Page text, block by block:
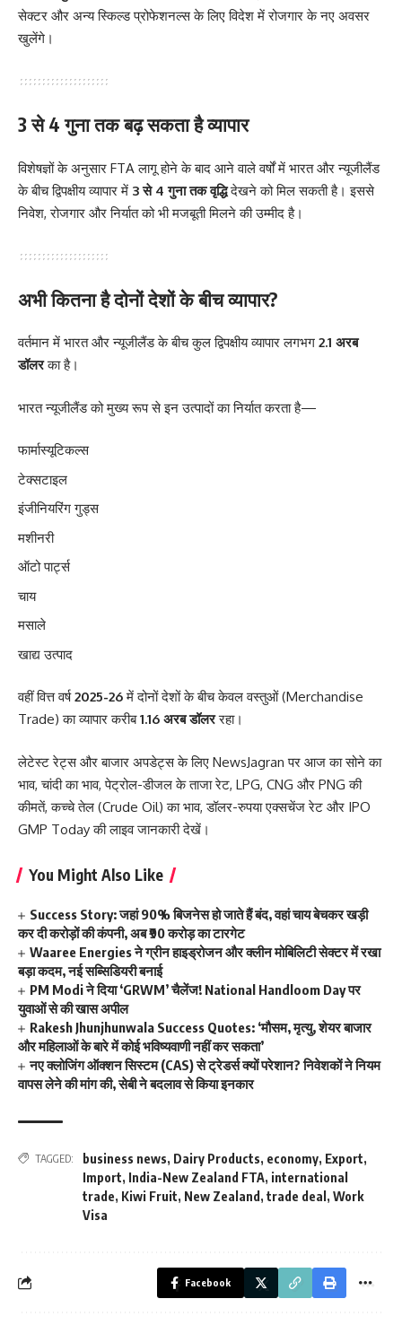
सेक्टर और अन्य स्किल्ड प्रोफेशनल्स के लिए विदेश में रोजगार के नए अवसर
खुलेंगे।
3 से 4 गुना तक बढ़ सकता है व्यापार
विशेषज्ञों के अनुसार FTA लागू होने के बाद आने वाले वर्षों में भारत और न्यूजीलैंड
के बीच द्विपक्षीय व्यापार में 3 से 4 गुना तक वृद्धिदेखने को मिल सकती है। इससे
निवेश, रोजगार और निर्यात को भी मजबूती मिलने की उम्मीद है।
अभी कितना है दोनों देशों के बीच व्यापार?
वर्तमान में भारत और न्यूजीलैंड के बीच कुल द्विपक्षीय व्यापार लगभग 2.1 अरब
डॉलरका है।
भारत न्यूजीलैंड को मुख्य रूप से इन उत्पादों का निर्यात करता है—
फार्मास्यूटिकल्स
टेक्सटाइल
इंजीनियरिंग गुड्स
मशीनरी
ऑटो पार्ट्स
चाय
मसाले
खाद्य उत्पाद
वहीं वित्त वर्ष2025-26में दोनों देशों के बीच केवल वस्तुओं (Merchandise
Trade) का व्यापार करीब1.16 अरब डॉलररहा।
लेटेस्ट रेट्स और बाजार अपडेट्स के लिए NewsJagran पर आज कासोने का
भाव,चांदी का भाव,पेट्रोल-डीजल के ताजा रेट, LPG, CNG और PNG की
कीमतें,कच्चे तेल (Crude Oil) का भाव,डॉलर-रुपया एक्सचेंज रेट और IPO
GMP Todayकी लाइव जानकारी देखें।
You Might Also Like
Success Story: जहां 90% बिजनेस हो जाते हैं बंद, वहां चाय बेचकर खड़ी
कर दी करोड़ों की कंपनी, अब ₹90 करोड़ का टारगेट
Waaree Energies ने ग्रीन हाइड्रोजन और क्लीन मोबिलिटी सेक्टर में रखा
बड़ा कदम, नई सब्सिडियरी बनाई
PM Modi ने दिया ‘GRWM’ चैलेंज! National Handloom Day पर
युवाओं से की खास अपील
Rakesh Jhunjhunwala Success Quotes: ‘मौसम, मृत्यु, शेयर बाजार
और महिलाओं के बारे में कोई भविष्यवाणी नहीं कर सकता’
नए क्लोजिंग ऑक्शन सिस्टम (CAS) से ट्रेडर्स क्यों परेशान? निवेशकों ने नियम
वापस लेने की मांग की, सेबी ने बदलाव से किया इनकार
TAGGED: business news, Dairy Products, economy, Export,
Import, India-New Zealand FTA, international
trade, Kiwi Fruit, New Zealand , trade deal , Work
Visa
Facebook